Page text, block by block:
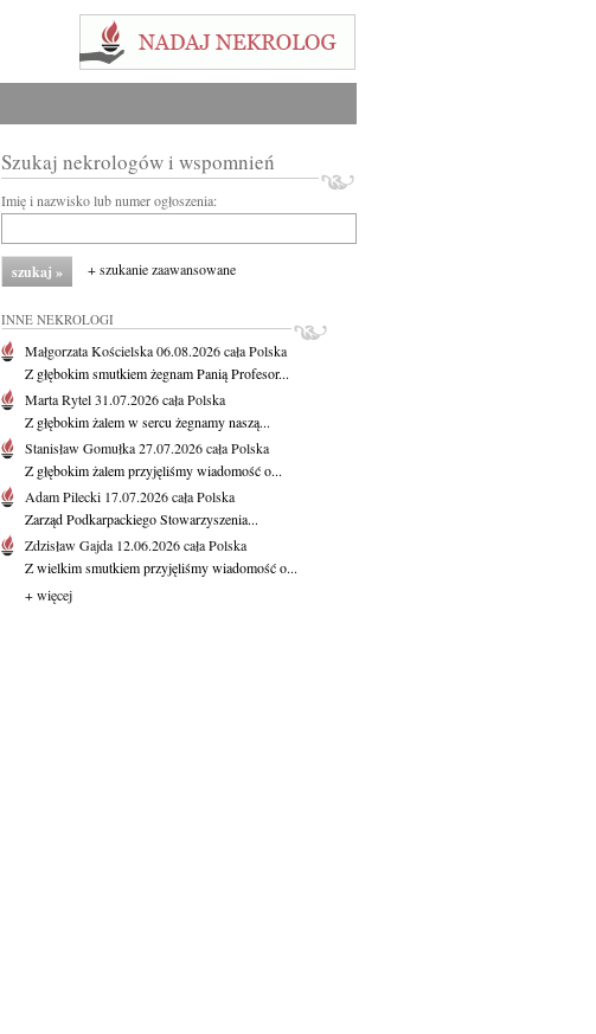
Szukaj nekrologów i wspomnień
Imię i nazwisko lub numer ogłoszenia:
+ szukanie zaawansowane
INNE NEKROLOGI
Małgorzata Kościelska06.08.2026cała Polska
Z głębokim smutkiem żegnam Panią Profesor...
Marta Rytel31.07.2026cała Polska
Z głębokim żalem w sercu żegnamy naszą...
Stanisław Gomułka27.07.2026cała Polska
Z głębokim żalem przyjęliśmy wiadomość o...
Adam Pilecki 17.07.2026cała Polska
Zarząd Podkarpackiego Stowarzyszenia...
Zdzisław Gajda 12.06.2026cała Polska
Z wielkim smutkiem przyjęliśmy wiadomość o...
+ więcej